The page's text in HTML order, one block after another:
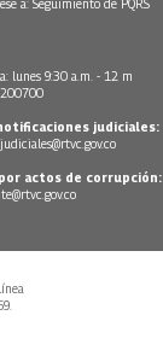
a: Seguimiento de PQRS
lunes 9:30 a.m. - 12 m
judiciales:
actos de corrupción: